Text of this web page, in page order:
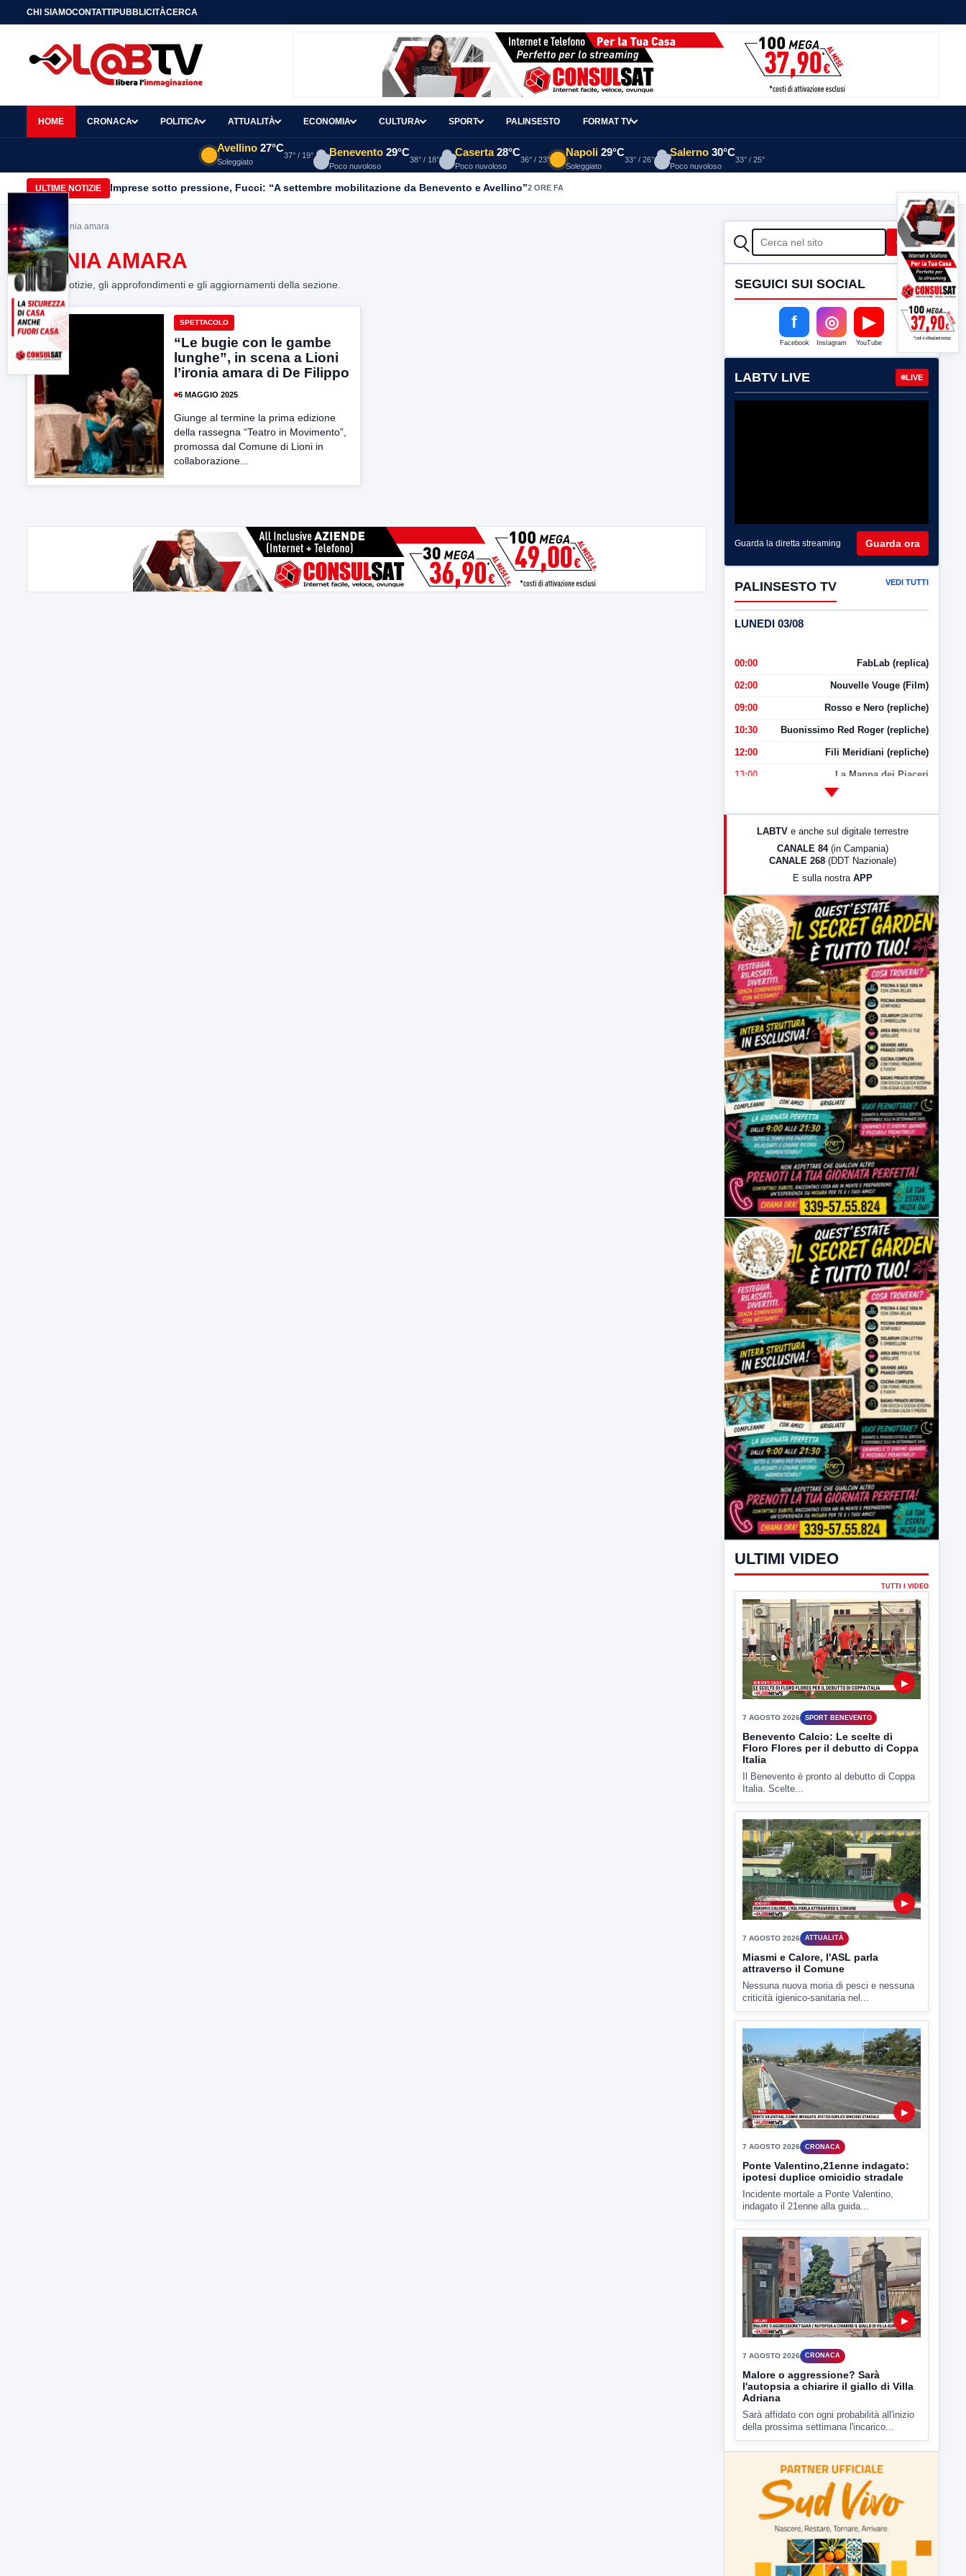
CHI SIAMOCONTATTIPUBBLICITÀCERCA
HOME CRONACA POLITICA ATTUALITÀ ECONOMIA CULTURA SPORT PALINSESTO FORMAT TV
Avellino 27°C
Soleggiato
37° / 19° Benevento 29°C
Poco nuvoloso
38° / 18°
Caserta 28°C
Poco nuvoloso
36° / 23°
Napoli 29°C
Soleggiato
33° / 26°
Salerno 30°C
Poco nuvoloso
33° / 25°
ULTIME NOTIZIE Imprese sotto pressione, Fucci: “A settembre mobilitazione da Benevento e Avellino”2 ORE FA
Home> ironia amara
IRONIA AMARA
Tutte le notizie, gli approfondimenti e gli aggiornamenti della sezione.
SPETTACOLO
“Le bugie con le gambe
lunghe”, in scena a Lioni
l’ironia amara di De Filippo
6 MAGGIO 2025
Giunge al termine la prima edizione
della rassegna “Teatro in Movimento”,
promossa dal Comune di Lioni in
collaborazione...
CERCA Cerca
SEGUICI SUI SOCIAL
f
Facebook
◎
Instagram
▶
YouTube
LABTV LIVE LIVE
Guarda la diretta streaming Guarda ora
PALINSESTO TV VEDI TUTTI
LUNEDI 03/08
00:00 FabLab (replica)
02:00 Nouvelle Vouge (Film)
09:00 Rosso e Nero (repliche)
10:30 Buonissimo Red Roger (repliche)
12:00 Fili Meridiani (repliche)
13:00 La Mappa dei Piaceri
LabNews (Diretta)
23:00 LabNews (replica)
LABTV e anche sul digitale terrestre
CANALE 84 (in Campania)
CANALE 268 (DDT Nazionale)
E sulla nostra APP
ULTIMI VIDEO
TUTTI I VIDEO
▶
7 AGOSTO 2026 SPORT BENEVENTO
Benevento Calcio: Le scelte di
Floro Flores per il debutto di Coppa
Italia
Il Benevento è pronto al debutto di Coppa
Italia. Scelte...
▶
7 AGOSTO 2026 ATTUALITÀ
Miasmi e Calore, l'ASL parla
attraverso il Comune
Nessuna nuova moria di pesci e nessuna
criticità igienico-sanitaria nel...
▶
7 AGOSTO 2026 CRONACA
Ponte Valentino,21enne indagato:
ipotesi duplice omicidio stradale
Incidente mortale a Ponte Valentino,
indagato il 21enne alla guida...
▶
7 AGOSTO 2026 CRONACA
Malore o aggressione? Sarà
l'autopsia a chiarire il giallo di Villa
Adriana
Sarà affidato con ogni probabilità all'inizio
della prossima settimana l'incarico...